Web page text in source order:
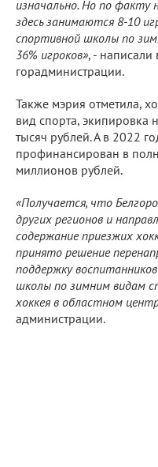
изначально. Но по факту
здесь занимаются 8-10
спортивной школы по
36% игроков», - написали
горадминистрации.
Также мэрия отметила,
вид спорта, экипировка
тысяч рублей. А в 2022
профинансирован в
миллионов рублей.
«Получается, что
других регионов и
содержание приезжих
принято решение
поддержку
школы по зимним видам
хоккея в областном
администрации.